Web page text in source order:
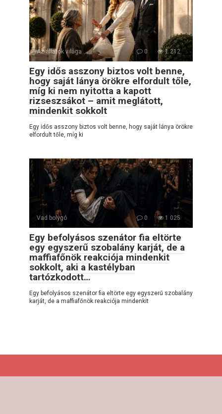
Az állatok világa 0 1 212
Egy idős asszony biztos volt benne,
hogy saját lánya örökre elfordult tőle,
míg ki nem nyitotta a kapott
rizseszsákot – amit meglátott,
mindenkit sokkolt
Egy idős asszony biztos volt benne, hogy saját lánya örökre
elfordult tőle, míg ki
Vad bolygó 0 1 025
Egy befolyásos szenátor fia eltörte
egy egyszerű szobalány karját, de a
maffiafőnök reakciója mindenkit
sokkolt, aki a kastélyban
tartózkodott…
Egy befolyásos szenátor fia eltörte egy egyszerű szobalány
karját, de a maffiafőnök reakciója mindenkit